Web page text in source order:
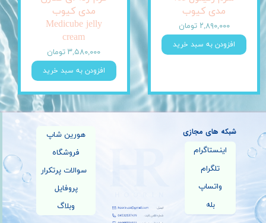
مدی کیوب
۲,۸۹۰,۰۰۰ تومان
افزودن به سبد خرید
مدی کیوب
Medicube jelly
cream
۳,۵۸۰,۰۰۰ تومان
افزودن به سبد خرید
هورین شاپ
فروشگاه
سوالات پرتکرار
پروفایل
وبلاگ
اینستاگرام
تلگرام
واتساپ
بله
شبکه های مجازی